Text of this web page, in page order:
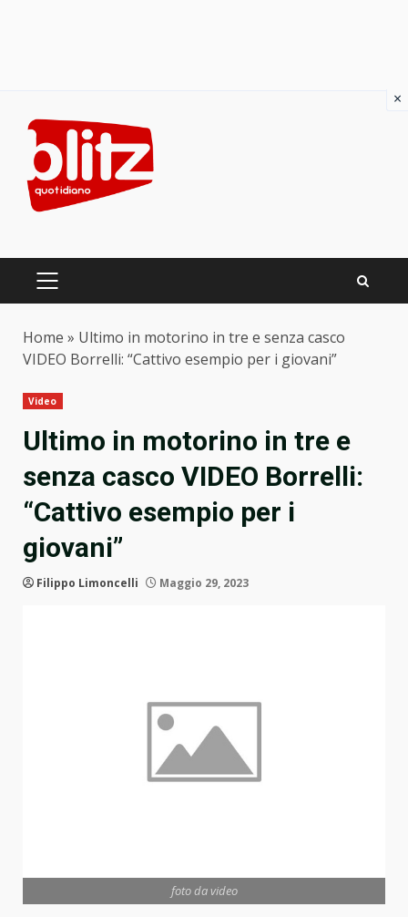
content
PRIMARY
Home » Ultimo in motorino in tre e senza casco
VIDEO Borrelli: “Cattivo esempio per i giovani”
Video
Ultimo in motorino in tre e
senza casco VIDEO Borrelli:
“Cattivo esempio per i
giovani”
Filippo Limoncelli Maggio 29, 2023
foto da video
×